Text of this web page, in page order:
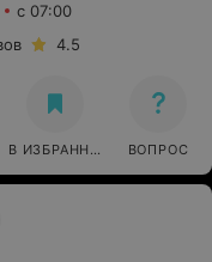
с 07:00
4.5
В ИЗБРАННОЕ ВОПРОС